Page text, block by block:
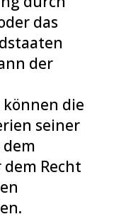
das
der
die
seiner
Recht